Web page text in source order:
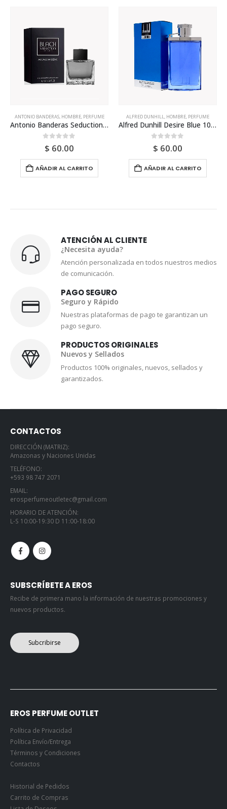
ANTONIO BANDERAS, HOMBRE, PERFUME
Antonio Banderas Seduction In Black Edt 200ml Para Hombre
0out of 5
$ 60.00
AÑADIR AL CARRITO
ALFRED DUNHILL HOMBRE PERFUME
Alfred Dunhill Desire Blue 100ml Para Hombre
0out of 5
$ 60.00
AÑADIR AL CARRITO
ATENCIÓN AL CLIENTE
¿Necesita ayuda?
Atención personalizada en todos nuestros medios
de comunicación.
PAGO SEGURO
Seguro y Rápido
Nuestras plataformas de pago te garantizan un
pago seguro.
PRODUCTOS ORIGINALES
Nuevos y Sellados
Productos 100% originales, nuevos, sellados y
garantizados.
CONTACTOS
DIRECCIÓN (MATRIZ):
Amazonas y Naciones Unidas
TELÉFONO:
+593 98 747 2071
EMAIL:
erosperfumeoutletec@gmail.com
HORARIO DE ATENCIÓN:
L-S 10:00-19:30 D 11:00-18:00
SUBSCRÍBETE A EROS
Recibe de primera mano la información de nuestras promociones y
nuevos productos.
Subcribirse
EROS PERFUME OUTLET
Política de Privacidad
Política Envío/Entrega
Términos y Condiciones
Contactos
Historial de Pedidos
Carrito de Compras